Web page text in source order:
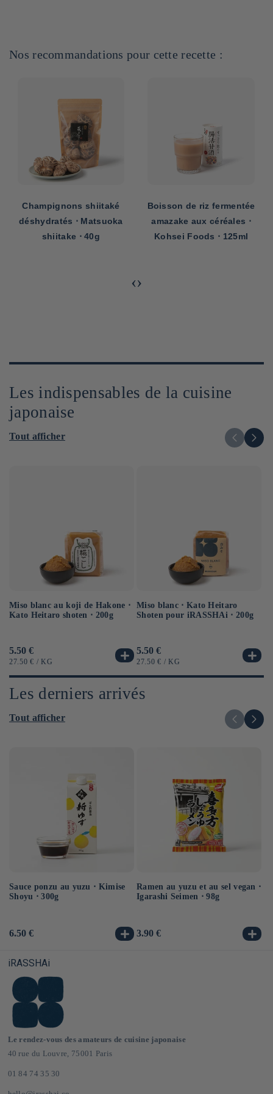
Nos recommandations pour cette recette :
Champignons shiitaké
déshydratés ⋅ Matsuoka
shiitake ⋅ 40g
Boisson de riz fermentée
amazake aux céréales ⋅
Kohsei Foods ⋅ 125ml
‹›
Les indispensables de la cuisine
japonaise
Tout afficher
Miso blanc au koji de Hakone ⋅
Kato Heitaro shoten ⋅ 200g
Prix
habituel
5.50 €
PRIX
27.50 € / PAR
KG
Miso blanc ⋅ Kato Heitaro
Shoten pour iRASSHAi ⋅ 200g
Prix
habituel
5.50 €
PRIX
27.50 € / PAR
KG
Les derniers arrivés
Tout afficher
Sauce ponzu au yuzu ⋅ Kimise
Shoyu ⋅ 300g
Prix
6.50 €
Ramen au yuzu et au sel vegan ⋅
Igarashi Seimen ⋅ 98g
Prix
3.90 €
iRASSHAi
Le rendez-vous des amateurs de cuisine japonaise
40 rue du Louvre, 75001 Paris
01 84 74 35 30